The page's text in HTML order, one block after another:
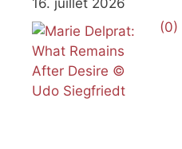
(0)